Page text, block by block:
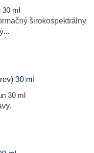
30 ml
širokospektrálny
30 ml